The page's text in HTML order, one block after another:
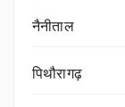
नैनीताल
पिथौरागढ़